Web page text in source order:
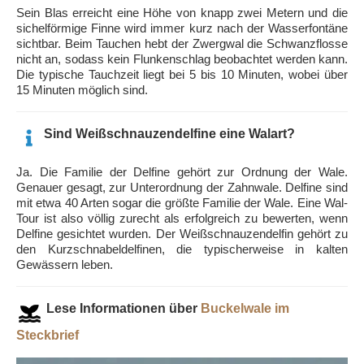
Sein Blas erreicht eine Höhe von knapp zwei Metern und die
sichelförmige Finne wird immer kurz nach der Wasserfontäne
sichtbar. Beim Tauchen hebt der Zwergwal die Schwanzflosse
nicht an, sodass kein Flunkenschlag beobachtet werden kann.
Die typische Tauchzeit liegt bei 5 bis 10 Minuten, wobei über
15 Minuten möglich sind.
Sind Weißschnauzendelfine eine Walart?
Ja. Die Familie der Delfine gehört zur Ordnung der Wale.
Genauer gesagt, zur Unterordnung der Zahnwale. Delfine sind
mit etwa 40 Arten sogar die größte Familie der Wale. Eine Wal-
Tour ist also völlig zurecht als erfolgreich zu bewerten, wenn
Delfine gesichtet wurden. Der Weißschnauzendelfin gehört zu
den Kurzschnabeldelfinen, die typischerweise in kalten
Gewässern leben.
Lese Informationen über Buckelwale im
Steckbrief